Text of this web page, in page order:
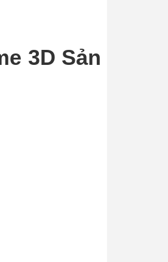
3D Sản